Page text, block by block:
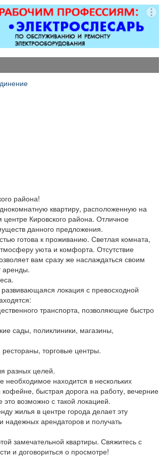
ворота; все
работ;
работы
скидка
магнитол,
электроусилителей
руля,
многофункциональных
дисплеев, и многого
другого. Быстро,
района!
квартиру, расположенную на
Кировского района. Отличное
данного предложения.
готова к проживанию. Светлая комната,
уюта и комфорта. Отсутствие
вам сразу же наслаждаться своим
аренды.
локация с превосходной
транспорта, позволяющие быстро
сады, поликлиники, магазины,
торговые центры.
разных целей.
необходимое находится в нескольких
быстрая дорога на работу, вечерние
возможно с такой локацией.
жилья в центре города делает эту
надежных арендаторов и получать
замечательной квартиры. Свяжитесь с
и договориться о просмотре!